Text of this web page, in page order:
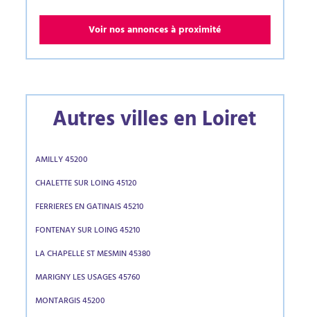
Voir nos annonces à proximité
Autres villes en Loiret
AMILLY 45200
CHALETTE SUR LOING 45120
FERRIERES EN GATINAIS 45210
FONTENAY SUR LOING 45210
LA CHAPELLE ST MESMIN 45380
MARIGNY LES USAGES 45760
MONTARGIS 45200